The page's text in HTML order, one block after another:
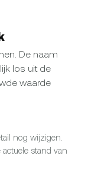
De naam
los uit de
waarde
nog wijzigen.
stand van